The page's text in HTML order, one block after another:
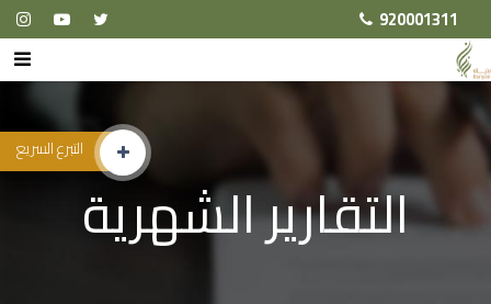
920001311
التبرع السريع
التقارير الشهرية